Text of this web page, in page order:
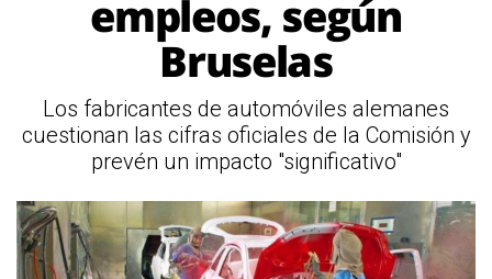
empleos, según
Bruselas
Los fabricantes de automóviles alemanes
cuestionan las cifras oficiales de la Comisión y
prevén un impacto "significativo"